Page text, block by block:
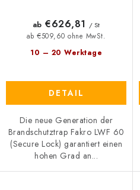
10 – 20 Werktage
ab €509,60 ohne MwSt.
ab €626,81 / St
DETAIL
Die neue Generation der
Brandschutztrap Fakro LWF 60
(Secure Lock) garantiert einen
hohen Grad an...